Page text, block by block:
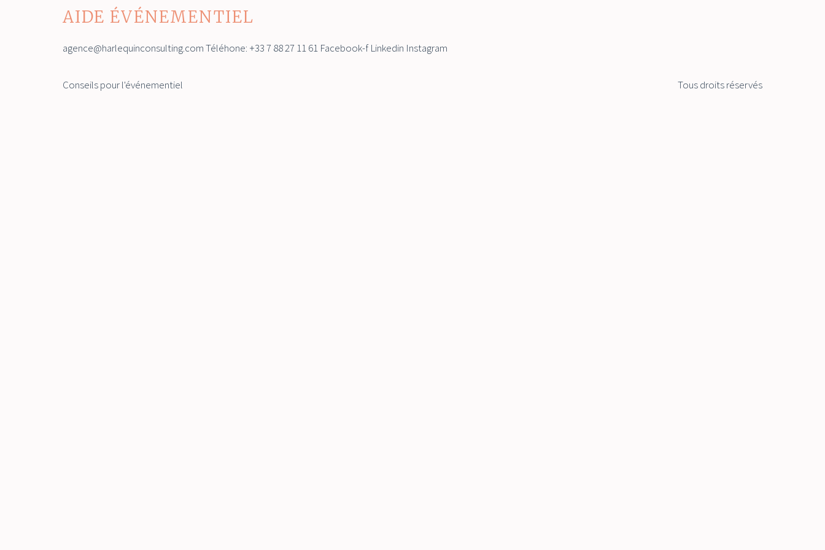
AIDE ÉVÉNEMENTIEL
agence@harlequinconsulting.com Téléhone: +33 7 88 27 11 61 Facebook-f Linkedin Instagram
Conseils pour l'événementiel Tous droits réservés